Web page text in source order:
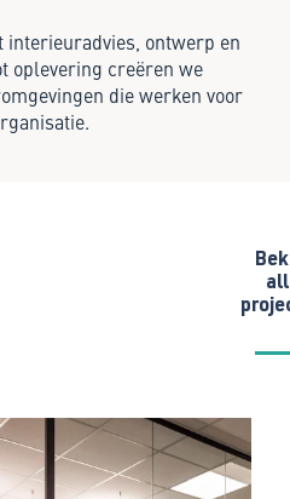
interieuradvies, ontwerp en
oplevering creëren we
die werken voor